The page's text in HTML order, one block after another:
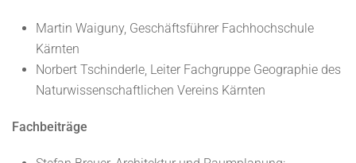
Martin Waiguny, Geschäftsführer Fachhochschule
Kärnten
Norbert Tschinderle, Leiter Fachgruppe Geographie des
Naturwissenschaftlichen Vereins Kärnten
Fachbeiträge